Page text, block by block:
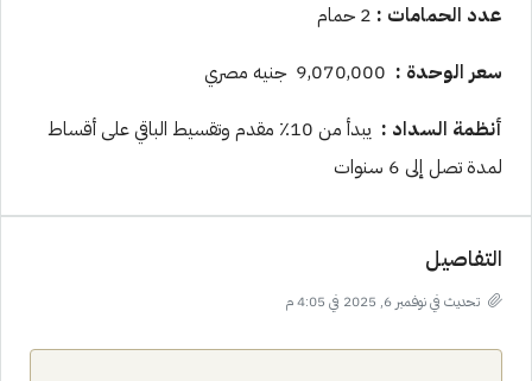
عدد الحمامات :
سعر الوحدة :
أنظمة السداد :
يبدأ من 10٪ مقدم وتقسيط الباقي على أقساط
لمدة تصل إلى 6 سنوات
التفاصيل
تحديث في نوفمبر 6, 2025 في 4:05 م